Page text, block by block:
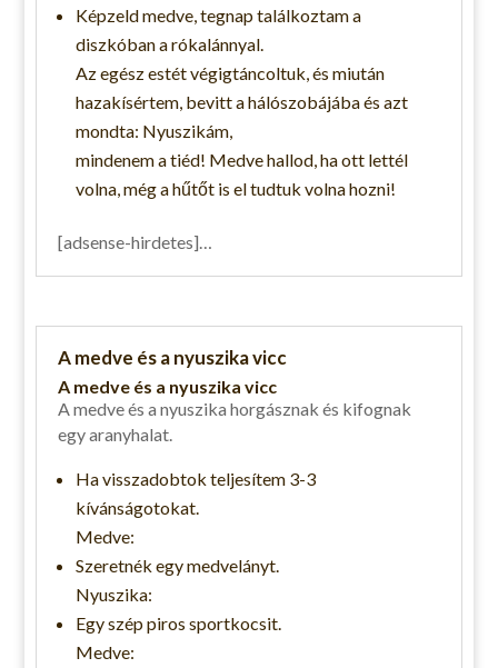
Képzeld medve, tegnap találkoztam a
diszkóban a rókalánnyal.
Az egész estét végigtáncoltuk, és miután
hazakísértem, bevitt a hálószobájába és azt
mondta: Nyuszikám,
mindenem a tiéd! Medve hallod, ha ott lettél
volna, még a hűtőt is el tudtuk volna hozni!
[adsense-hirdetes]…
A medve és a nyuszika vicc
A medve és a nyuszika vicc
A medve és a nyuszika horgásznak és kifognak
egy aranyhalat.
Ha visszadobtok teljesítem 3-3
kívánságotokat.
Medve:
Szeretnék egy medvelányt.
Nyuszika:
Egy szép piros sportkocsit.
Medve: